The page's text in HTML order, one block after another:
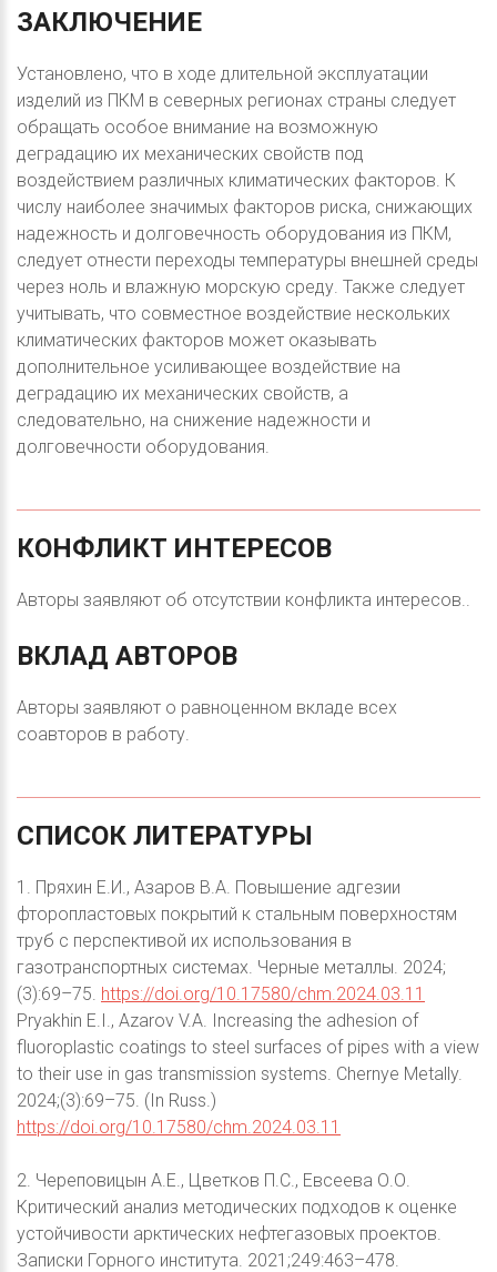
ЗАКЛЮЧЕНИЕ
Установлено, что в ходе длительной эксплуатации
изделий из ПКМ в северных регионах страны следует
обращать особое внимание на возможную
деградацию их механических свойств под
воздействием различных климатических факторов. К
числу наиболее значимых факторов риска, снижающих
надежность и долговечность оборудования из ПКМ,
следует отнести переходы температуры внешней среды
через ноль и влажную морскую среду. Также следует
учитывать, что совместное воздействие нескольких
климатических факторов может оказывать
дополнительное усиливающее воздействие на
деградацию их механических свойств, а
следовательно, на снижение надежности и
долговечности оборудования.
КОНФЛИКТ ИНТЕРЕСОВ
Авторы заявляют об отсутствии конфликта интересов..
ВКЛАД АВТОРОВ
Авторы заявляют о равноценном вкладе всех
соавторов в работу.
СПИСОК ЛИТЕРАТУРЫ
1. Пряхин Е.И., Азаров В.А. Повышение адгезии
фторопластовых покрытий к стальным поверхностям
труб с перспективой их использования в
газотранспортных системах. Черные металлы. 2024;
(3):69–75. https://doi.org/10.17580/chm.2024.03.11
Pryakhin E.I., Azarov V.A. Increasing the adhesion of
fluoroplastic coatings to steel surfaces of pipes with a view
to their use in gas transmission systems. Chernye Metally.
2024;(3):69–75. (In Russ.)
https://doi.org/10.17580/chm.2024.03.11
2. Череповицын А.Е., Цветков П.С., Евсеева О.О.
Критический анализ методических подходов к оценке
устойчивости арктических нефтегазовых проектов.
Записки Горного института. 2021;249:463–478.